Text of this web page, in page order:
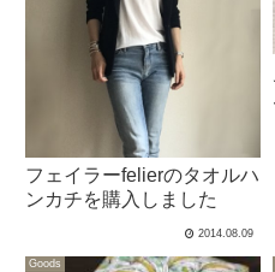
フェイラーfelierのタオルハ
ンカチを購入しました
2014.08.09
Goods